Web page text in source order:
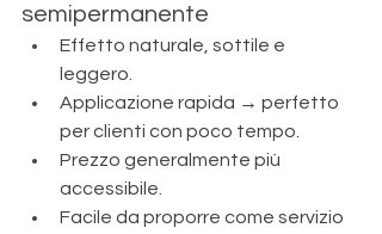
semipermanente
Effetto naturale, sottile e
leggero.
Applicazione rapida → perfetto
per clienti con poco tempo.
Prezzo generalmente più
accessibile.
Facile da proporre come servizio